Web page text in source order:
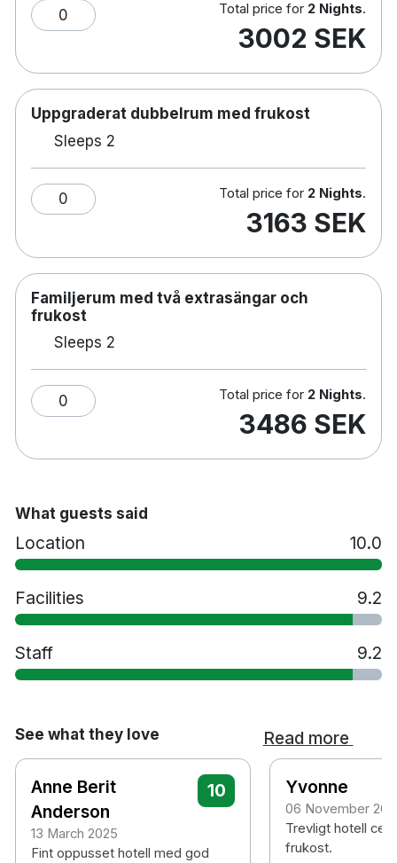
Handikappvänlig
Betalad parkering
Shuffle board
Presentaffär
Rök fri
Elbilsladdning
0 Total price for 2 Nights.
3002 SEK
Uppgraderat dubbelrum med frukost
Sleeps 2
0 Total price for 2 Nights.
3163 SEK
Familjerum med två extrasängar och
frukost
Sleeps 2
0 Total price for 2 Nights.
3486 SEK
What guests said
Location 10.0
Facilities 9.2
Staff 9.2
See what they love Read more
Anne Berit
Anderson
13 March 2025
10
Fint oppusset hotell med god
Yvonne
06 November
Trevligt hotell
frukost.